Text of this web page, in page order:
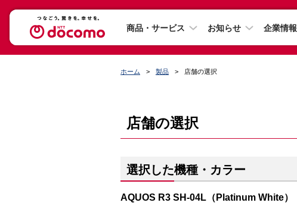
商品・サービス お知らせ 企業情報
ホーム 製品 店舗の選択
店舗の選択
選択した機種・カラー
AQUOS R3 SH-04L（Platinum White）